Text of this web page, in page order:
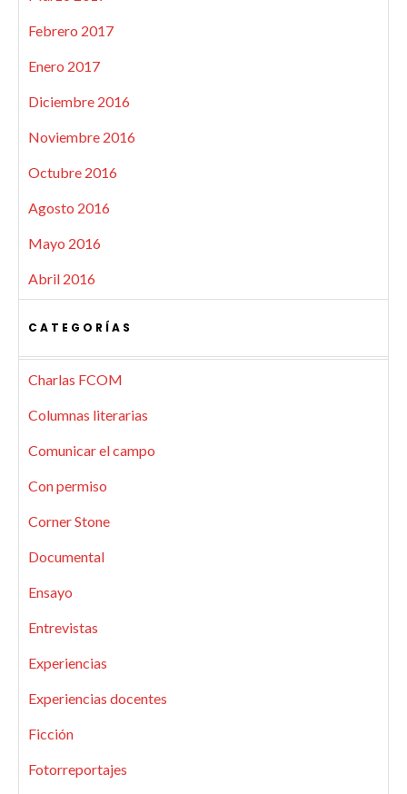
Febrero 2017
Enero 2017
Diciembre 2016
Noviembre 2016
Octubre 2016
Agosto 2016
Mayo 2016
Abril 2016
CATEGORÍAS
Charlas FCOM
Columnas literarias
Comunicar el campo
Con permiso
Corner Stone
Documental
Ensayo
Entrevistas
Experiencias
Experiencias docentes
Ficción
Fotorreportajes